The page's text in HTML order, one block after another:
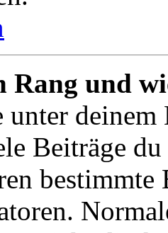
Rang und
unter deinem
Beiträge
bestimmte